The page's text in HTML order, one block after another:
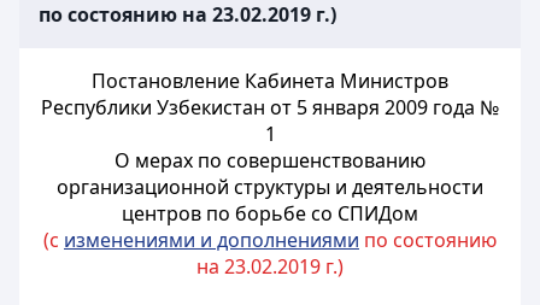
по состоянию на 23.02.2019 г.)
Постановление Кабинета Министров
Республики Узбекистан от 5 января 2009 года №
1
О мерах по совершенствованию
организационной структуры и деятельности
центров по борьбе со СПИДом
(с изменениями и дополнениями по состоянию
на 23.02.2019 г.)